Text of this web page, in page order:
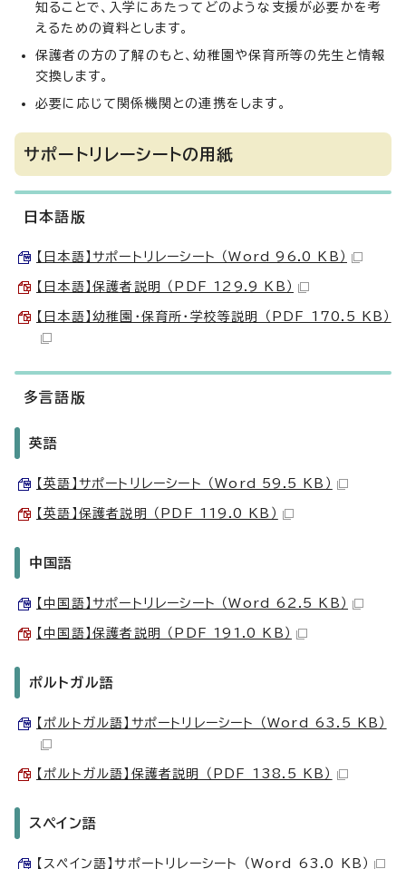
知ることで、入学にあたってどのような支援が必要かを考
えるための資料とします。
保護者の方の了解のもと、幼稚園や保育所等の先生と情報
交換します。
必要に応じて関係機関との連携をします。
サポートリレーシートの用紙
日本語版
【日本語】サポートリレーシート （Word 96.0 KB）
【日本語】保護者説明 （PDF 129.9 KB）
【日本語】幼稚園・保育所・学校等説明 （PDF 170.5 KB）
多言語版
英語
【英語】サポートリレーシート （Word 59.5 KB）
【英語】保護者説明 （PDF 119.0 KB）
中国語
【中国語】サポートリレーシート （Word 62.5 KB）
【中国語】保護者説明 （PDF 191.0 KB）
ポルトガル語
【ポルトガル語】サポートリレーシート （Word 63.5 KB）
【ポルトガル語】保護者説明 （PDF 138.5 KB）
スペイン語
【スペイン語】サポートリレーシート （Word 63.0 KB）